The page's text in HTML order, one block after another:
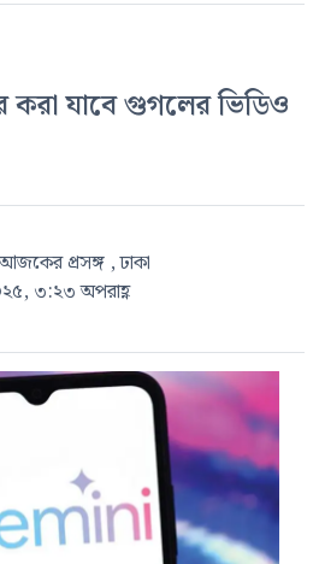
করা যাবে গুগলের ভিডিও
প্রসঙ্গ , ঢাকা
৩:২৩ অপরাহ্ণ